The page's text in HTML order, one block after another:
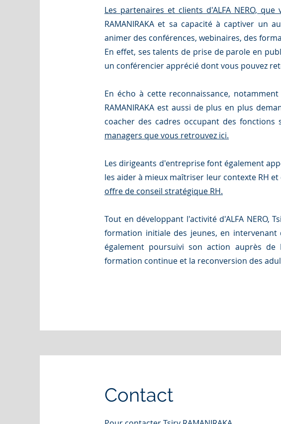
Les partenaires et clients d'ALFA NERO,
RAMANIRAKA et sa capacité à captiver
animer des conférences, webinaires, des
En effet, ses talents de prise de parole en
un conférencier apprécié dont vous pouvez
En écho à cette reconnaissance, notamment
RAMANIRAKA est aussi de plus en plus
coacher des cadres occupant des fonctions
managers que vous retrouvez ici.
Les dirigeants d'entreprise font également
les aider à mieux maîtriser leur contexte RH
offre de conseil stratégique RH.
Tout en développant l'activité d'ALFA NERO,
formation initiale des jeunes, en intervenant
également poursuivi son action auprès
formation continue et la reconversion des
Contact